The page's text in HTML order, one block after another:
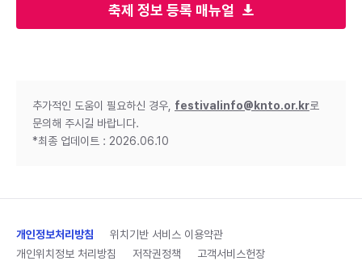
축제 정보 등록 매뉴얼
추가적인 도움이 필요하신 경우, festivalinfo@knto.or.kr로
문의해 주시길 바랍니다.
*최종 업데이트 : 2026.06.10
개인정보처리방침
위치기반 서비스 이용약관
개인위치정보 처리방침
저작권정책 고객서비스헌장